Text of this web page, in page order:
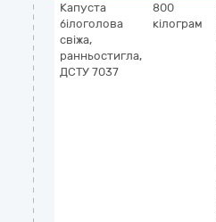
Капуста
білоголова
свіжа,
ранньостигла,
ДСТУ 7037
800
кілограм